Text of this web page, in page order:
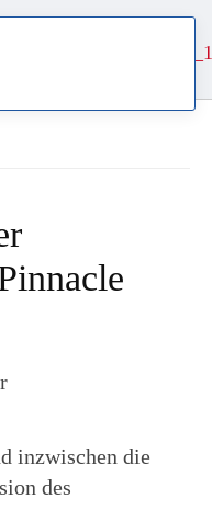
inzwischen die
des